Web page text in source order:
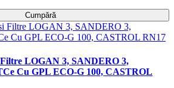
Cumpără
Filtre LOGAN 3, SANDERO 3,
Cu GPL ECO-G 100, CASTROL